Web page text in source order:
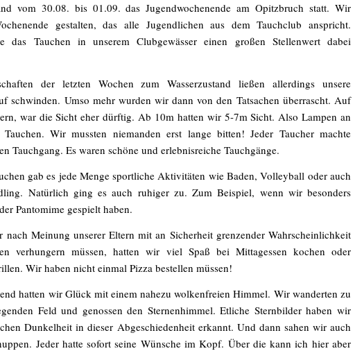
vom 30.08. bis 01.09. das Jugendwochenende am Opitzbruch statt. Wir
gestalten, das alle Jugendlichen aus dem Tauchclub anspricht.
das Tauchen in unserem Clubgewässer einen großen Stellenwert dabei
der letzten Wochen zum Wasserzustand ließen allerdings unsere
schwinden. Umso mehr wurden wir dann von den Tatsachen überrascht. Auf
war die Sicht eher dürftig. Ab 10m hatten wir 5-7m Sicht. Also Lampen an
Tauchen. Wir mussten niemanden erst lange bitten! Jeder Taucher machte
Tauchgang. Es waren schöne und erlebnisreiche Tauchgänge.
gab es jede Menge sportliche Aktivitäten wie Baden, Volleyball oder auch
Natürlich ging es auch ruhiger zu. Zum Beispiel, wenn wir besonders
Pantomime gespielt haben.
Meinung unserer Eltern mit an Sicherheit grenzender Wahrscheinlichkeit
verhungern müssen, hatten wir viel Spaß bei Mittagessen kochen oder
Wir haben nicht einmal Pizza bestellen müssen!
hatten wir Glück mit einem nahezu wolkenfreien Himmel. Wir wanderten zu
Feld und genossen den Sternenhimmel. Etliche Sternbilder haben wir
Dunkelheit in dieser Abgeschiedenheit erkannt. Und dann sahen wir auch
Jeder hatte sofort seine Wünsche im Kopf. Über die kann ich hier aber